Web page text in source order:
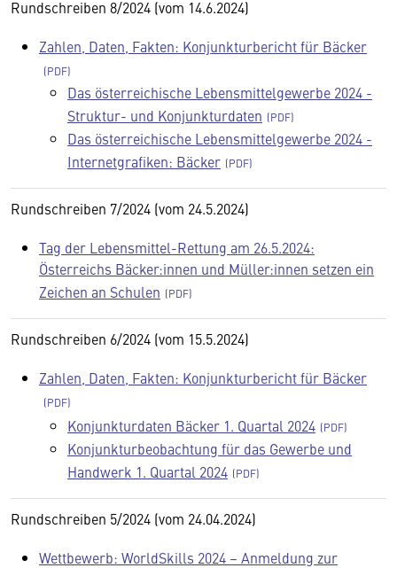
Rundschreiben 8/2024 (vom 14.6.2024)
Zahlen, Daten, Fakten: Konjunkturbericht für Bäcker
Das österreichische Lebensmittelgewerbe 2024 -
Struktur- und Konjunkturdaten
Das österreichische Lebensmittelgewerbe 2024 -
Internetgrafiken: Bäcker
Rundschreiben 7/2024 (vom 24.5.2024)
Tag der Lebensmittel-Rettung am 26.5.2024:
Österreichs Bäcker:innen und Müller:innen setzen ein
Zeichen an Schulen
Rundschreiben 6/2024 (vom 15.5.2024)
Zahlen, Daten, Fakten: Konjunkturbericht für Bäcker
Konjunkturdaten Bäcker 1. Quartal 2024
Konjunkturbeobachtung für das Gewerbe und
Handwerk 1. Quartal 2024
Rundschreiben 5/2024 (vom 24.04.2024)
Wettbewerb: WorldSkills 2024 – Anmeldung zur